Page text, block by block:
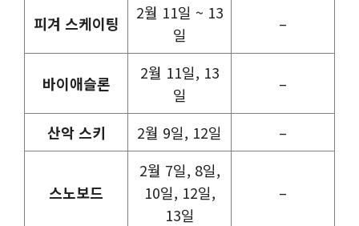
피겨 스케이팅
2월 11일 ~ 13
일
–
바이애슬론
2월 11일, 13
일
–
산악 스키 2월 9일, 12일 –
스노보드
2월 7일, 8일,
10일, 12일,
13일
–